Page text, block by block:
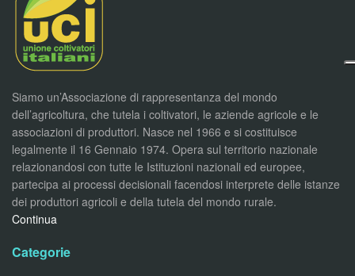
Siamo un’Associazione di rappresentanza del mondo
dell’agricoltura, che tutela i coltivatori, le aziende agricole e le
associazioni di produttori. Nasce nel 1966 e si costituisce
legalmente il 16 Gennaio 1974. Opera sul territorio nazionale
relazionandosi con tutte le Istituzioni nazionali ed europee,
partecipa ai processi decisionali facendosi interprete delle istanze
dei produttori agricoli e della tutela del mondo rurale.
Continua
Categorie